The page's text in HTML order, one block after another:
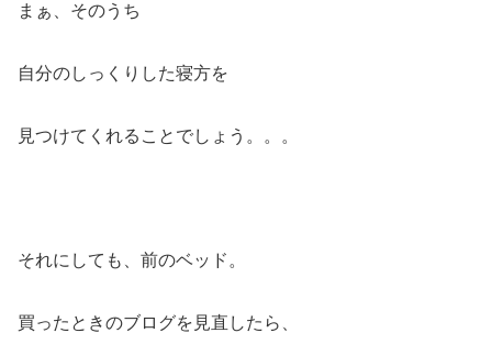
まぁ、そのうち
自分のしっくりした寝方を
見つけてくれることでしょう。。。
それにしても、前のベッド。
買ったときのブログを見直したら、